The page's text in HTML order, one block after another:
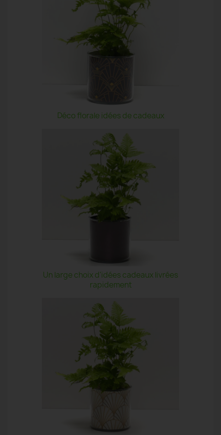
Déco florale idées de cadeaux
Un large choix d'idées cadeaux livrées
rapidement